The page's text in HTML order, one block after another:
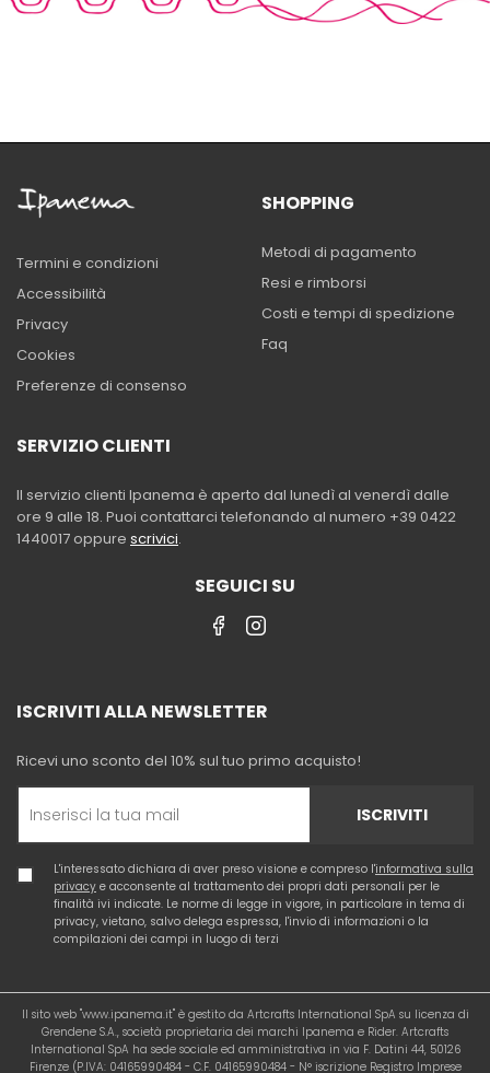
Termini e condizioni
Accessibilità
Privacy
Cookies
Preferenze di consenso
SHOPPING
Metodi di pagamento
Resi e rimborsi
Costi e tempi di spedizione
Faq
SERVIZIO CLIENTI
Il servizio clienti Ipanema è aperto dal lunedì al venerdì dalle
ore 9 alle 18. Puoi contattarci telefonando al numero +39 0422
1440017 oppure scrivici.
SEGUICI SU
ISCRIVITI ALLA NEWSLETTER
Ricevi uno sconto del 10% sul tuo primo acquisto!
ISCRIVITI
L'interessato dichiara di aver preso visione e compreso l'informativa sulla
privacy e acconsente al trattamento dei propri dati personali per le
finalità ivi indicate. Le norme di legge in vigore, in particolare in tema di
privacy, vietano, salvo delega espressa, l'invio di informazioni o la
compilazioni dei campi in luogo di terzi
Il sito web "www.ipanema.it" è gestito da Artcrafts International SpA su licenza di
Grendene S.A., società proprietaria dei marchi Ipanema e Rider. Artcrafts
International SpA ha sede sociale ed amministrativa in via F. Datini 44, 50126
Firenze (P.IVA: 04165990484 - C.F. 04165990484 - N° iscrizione Registro Imprese